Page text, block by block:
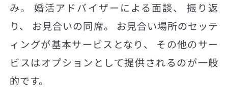
み。 婚活アドバイザーによる面談、 振り返
り、 お見合いの同席。 お見合い場所のセッテ
ィングが基本サービスとなり、 その他のサー
ビスはオプションとして提供されるのが一般
的です。